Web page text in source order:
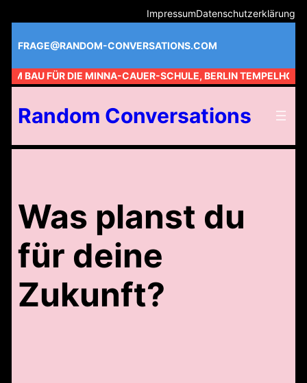
Inhalt
springen
ImpressumDatenschutzerklärung
FRAGE@RANDOM-CONVERSATIONS.COM
AM BAU FÜR DIE MINNA-CAUER-SCHULE, BERLIN TEMPELHOF //
Random Conversations
Was planst du
für deine
Zukunft?